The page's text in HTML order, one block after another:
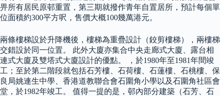
畀所有居民原邨重置，第三期就撥作青年自置居所，預計每個單
位面積約300平方呎，售價大概100幾萬港元。
兩條樓梯設於升降機後，樓梯為重疊設計（鉸剪樓梯），兩樓梯
交錯設於同一位置。 此外大廈亦集合中央走廊式大廈、露台相
連式大廈及雙塔式大廈設計的優點。 ，於1980年至1981年間竣
工；至於第二階段就包括石芳樓、石荷樓、石蓮樓、石桃樓、保
良局姚連生中學、香港道教聯合會石圍角小學以及石圍角社區會
堂，於1982年竣工。 值得一提的是，邨內部分建築（石芳、石